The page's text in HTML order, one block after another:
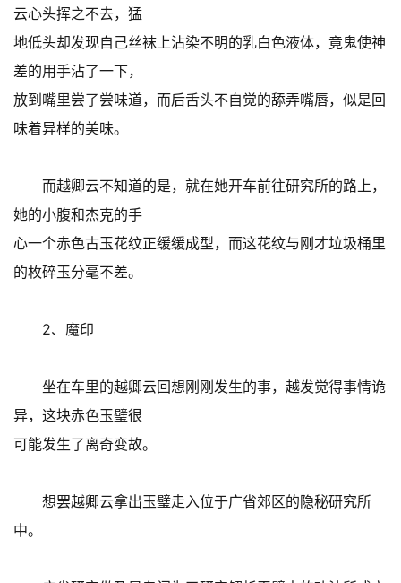
云心头挥之不去，猛
地低头却发现自己丝袜上沾染不明的乳白色液体，竟鬼使神
差的用手沾了一下，
放到嘴里尝了尝味道，而后舌头不自觉的舔弄嘴唇，似是回
味着异样的美味。
而越卿云不知道的是，就在她开车前往研究所的路上，
她的小腹和杰克的手
心一个赤色古玉花纹正缓缓成型，而这花纹与刚才垃圾桶里
的枚碎玉分毫不差。
2、魔印
坐在车里的越卿云回想刚刚发生的事，越发觉得事情诡
异，这块赤色玉璧很
可能发生了离奇变故。
想罢越卿云拿出玉璧走入位于广省郊区的隐秘研究所
中。